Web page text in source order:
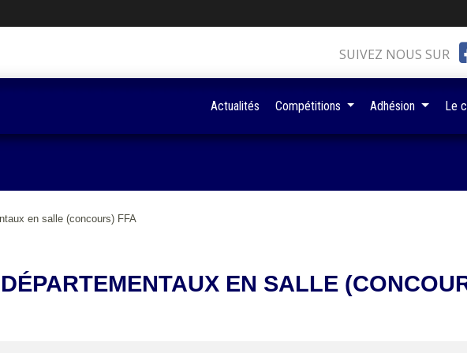
en salle (concours) FFA
EN SALLE
SUIVEZ NOUS SUR
Actualités Compétitions Adhésion Le